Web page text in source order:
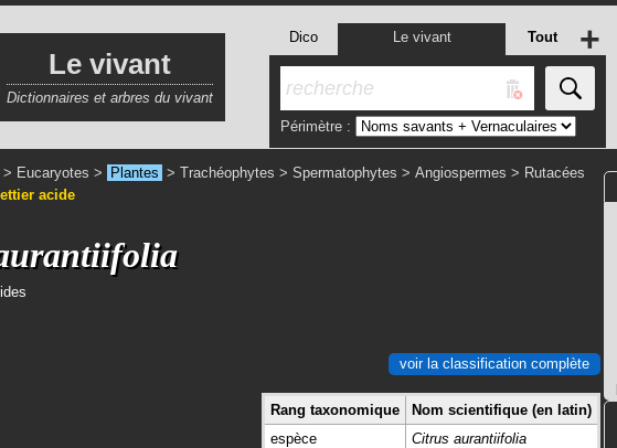
Le vivant
Dictionnaires et arbres du vivant
Dico Le vivant Tout
Périmètre :
+
> Eucaryotes > Plantes > Trachéophytes > Spermatophytes > Angiospermes > Rutacées
acide
voir la classification complète
Rang taxonomique
Nom scientifique (en latin)
espèce
Citrus aurantiifolia